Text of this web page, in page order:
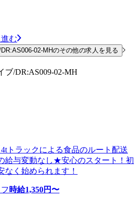
む
02-MHのその他の求人を見る
ブ/DR:AS009-02-MH
トラックによる食品のルート配送
給与変動なし★安心のスタート！初
なく始められます！
時給1,350円〜